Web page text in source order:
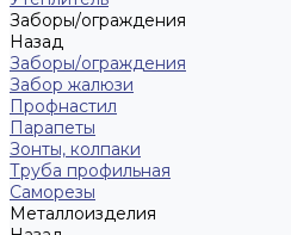
Заборы/ограждения
Назад
Заборы/ограждения
Забор жалюзи
Профнастил
Парапеты
Зонты, колпаки
Труба профильная
Саморезы
Металлоизделия